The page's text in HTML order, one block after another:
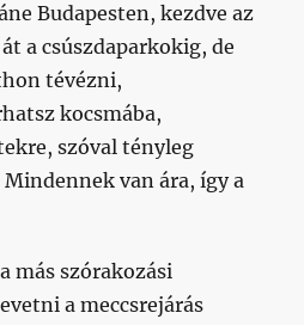
Budapesten, kezdve az
a csúszdaparkokig, de
tévézni,
kocsmába,
szóval tényleg
Mindennek van ára, így a
más szórakozási
a meccsrejárás